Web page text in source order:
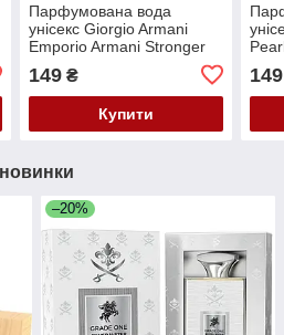
Парфумована вода
унісекс Giorgio Armani
Emporio Armani Stronger
Parfum1.2 мл Пробник
149₴
Купити
149
новинки
–20%